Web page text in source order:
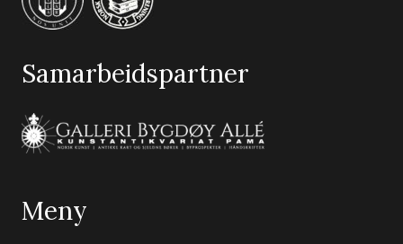
Samarbeidspartner
Meny